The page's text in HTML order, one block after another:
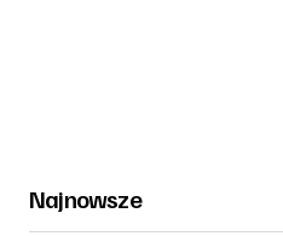
Najnowsze